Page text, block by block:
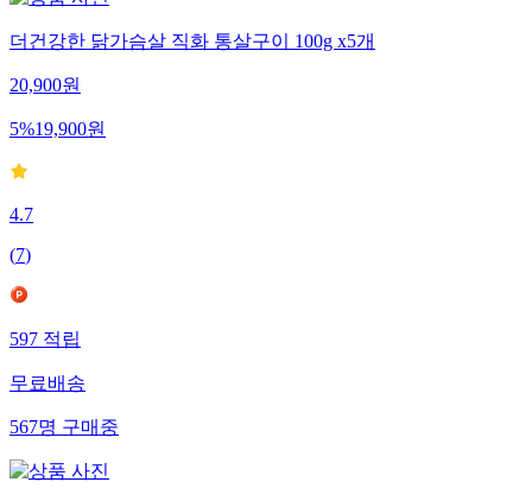
더건강한 닭가슴살 직화 통살구이 100g x5개
20,900원
5%19,900원
4.7
(7)
597 적립
무료배송
567명 구매중